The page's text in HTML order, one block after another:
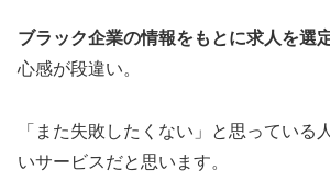
ブラック企業の情報をもとに求人を選
心感が段違い。
「また失敗したくない」と思っている
いサービスだと思います。